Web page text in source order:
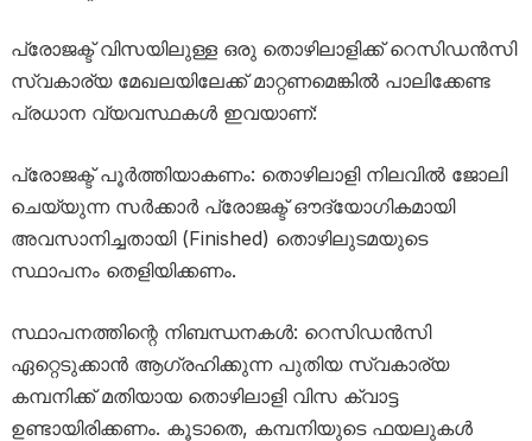
പ്രോജക്ട് വിസയിലുള്ള ഒരു തൊഴിലാളിക്ക് റെസിഡൻസി
സ്വകാര്യ മേഖലയിലേക്ക് മാറ്റണമെങ്കിൽ പാലിക്കേണ്ട
പ്രധാന വ്യവസ്ഥകൾ ഇവയാണ്:
പ്രോജക്ട് പൂർത്തിയാകണം: തൊഴിലാളി നിലവിൽ ജോലി
ചെയ്യുന്ന സർക്കാർ പ്രോജക്ട് ഔദ്യോഗികമായി
അവസാനിച്ചതായി (Finished) തൊഴിലുടമയുടെ
സ്ഥാപനം തെളിയിക്കണം.
സ്ഥാപനത്തിന്റെ നിബന്ധനകൾ: റെസിഡൻസി
ഏറ്റെടുക്കാൻ ആഗ്രഹിക്കുന്ന പുതിയ സ്വകാര്യ
കമ്പനിക്ക് മതിയായ തൊഴിലാളി വിസ ക്വാട്ട
ഉണ്ടായിരിക്കണം. കൂടാതെ, കമ്പനിയുടെ ഫയലുകൾ